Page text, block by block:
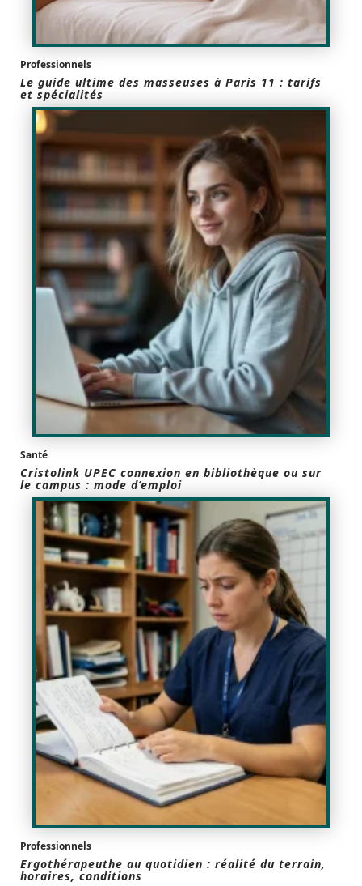
Professionnels
Le guide ultime des masseuses à Paris 11 : tarifs
et spécialités
Santé
Cristolink UPEC connexion en bibliothèque ou sur
le campus : mode d’emploi
Professionnels
Ergothérapeuthe au quotidien : réalité du terrain,
horaires, conditions